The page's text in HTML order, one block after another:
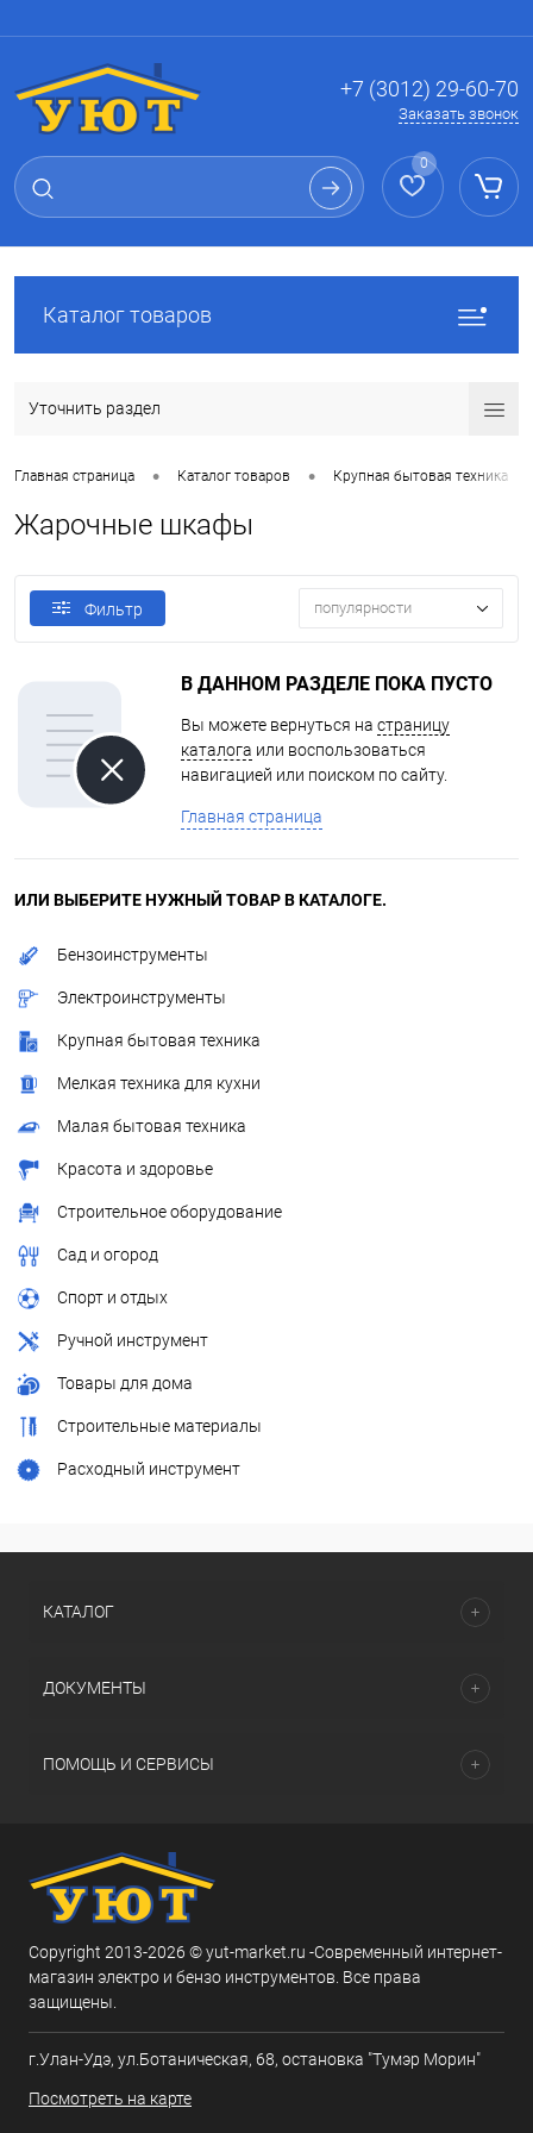
+7 (3012) 29-60-70
Заказать звонок
0
Каталог товаров
Уточнить раздел
Главная страница • Каталог товаров • Крупная бытовая техника
Жарочные шкафы
Фильтр популярности
В ДАННОМ РАЗДЕЛЕ ПОКА ПУСТО
Вы можете вернуться на страницу
каталога или воспользоваться
навигацией или поиском по сайту.
Главная страница
ИЛИ ВЫБЕРИТЕ НУЖНЫЙ ТОВАР В КАТАЛОГЕ.
Бензоинструменты
Электроинструменты
Крупная бытовая техника
Мелкая техника для кухни
Малая бытовая техника
Красота и здоровье
Строительное оборудование
Сад и огород
Спорт и отдых
Ручной инструмент
Товары для дома
Строительные материалы
Расходный инструмент
КАТАЛОГ
ДОКУМЕНТЫ
ПОМОЩЬ И СЕРВИСЫ
Copyright 2013-2026 © yut-market.ru -Современный интернет-
магазин электро и бензо инструментов. Все права
защищены.
г.Улан-Удэ, ул.Ботаническая, 68, остановка "Тумэр Морин"
Посмотреть на карте